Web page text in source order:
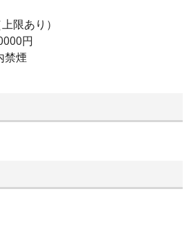
限あり）
円
禁煙